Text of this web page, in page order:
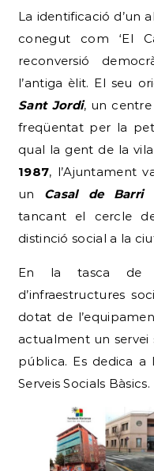
La identificació d’un
conegut com ‘El
reconversió
l’antiga èlit. El seu
Sant Jordi, un centre
freqüentat per la
qual la gent de la
1987, l’Ajuntament
un Casal de Barri
tancant el cercle
distinció social a la
En la tasca de
d’infraestructures
dotat de
actualment un
pública. Es dedica a
Serveis Socials Bàsics.